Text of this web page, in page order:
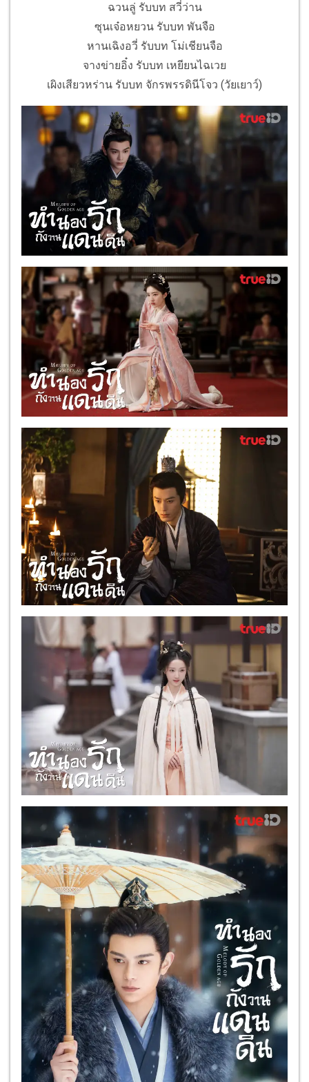
ฉวนลู่ รับบท สวี่ว่าน
ซุนเจ๋อหยวน รับบท พันจือ
หานเฉิงอวี่ รับบท โม่เชียนจือ
จางข่ายอิ๋ง รับบท เหยียนไฉเวย
เผิงเสียวหร่าน รับบท จักรพรรดินีโจว (วัยเยาว์)